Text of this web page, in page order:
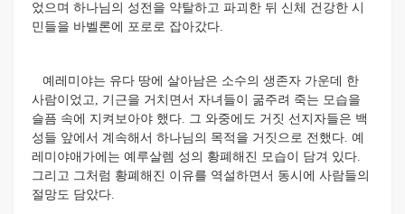
었으며 하나님의 성전을 약탈하고 파괴한 뒤 신체 건강한 시
민들을 바벨론에 포로로 잡아갔다.
예레미야는 유다 땅에 살아남은 소수의 생존자 가운데 한
사람이었고, 기근을 거치면서 자녀들이 굶주려 죽는 모습을
슬픔 속에 지켜보아야 했다. 그 와중에도 거짓 선지자들은 백
성들 앞에서 계속해서 하나님의 목적을 거짓으로 전했다. 예
레미야애가에는 예루살렘 성의 황폐해진 모습이 담겨 있다.
그리고 그처럼 황폐해진 이유를 역설하면서 동시에 사람들의
절망도 담았다.